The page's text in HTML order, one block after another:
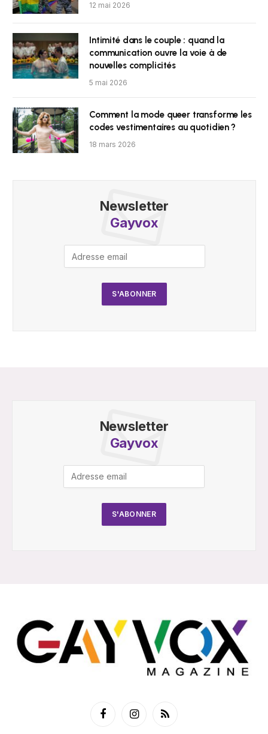
12 mai 2026
Intimité dans le couple : quand la
communication ouvre la voie à de
nouvelles complicités
5 mai 2026
Comment la mode queer transforme les
codes vestimentaires au quotidien ?
18 mars 2026
Newsletter
Gayvox
Newsletter
Gayvox
FacebookInstagramRSS